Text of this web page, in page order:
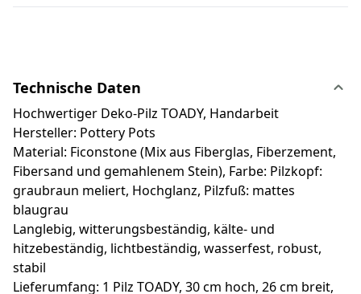
Technische Daten
Hochwertiger Deko-Pilz TOADY, Handarbeit
Hersteller: Pottery Pots
Material: Ficonstone (Mix aus Fiberglas, Fiberzement,
Fibersand und gemahlenem Stein), Farbe: Pilzkopf:
graubraun meliert, Hochglanz, Pilzfuß: mattes
blaugrau
Langlebig, witterungsbeständig, kälte- und
hitzebeständig, lichtbeständig, wasserfest, robust,
stabil
Lieferumfang: 1 Pilz TOADY, 30 cm hoch, 26 cm breit,